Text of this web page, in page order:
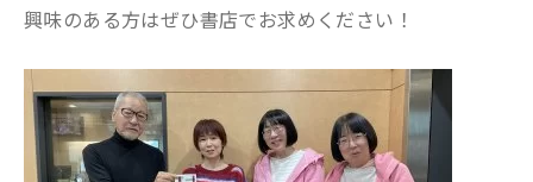
興味のある方はぜひ書店でお求めください！